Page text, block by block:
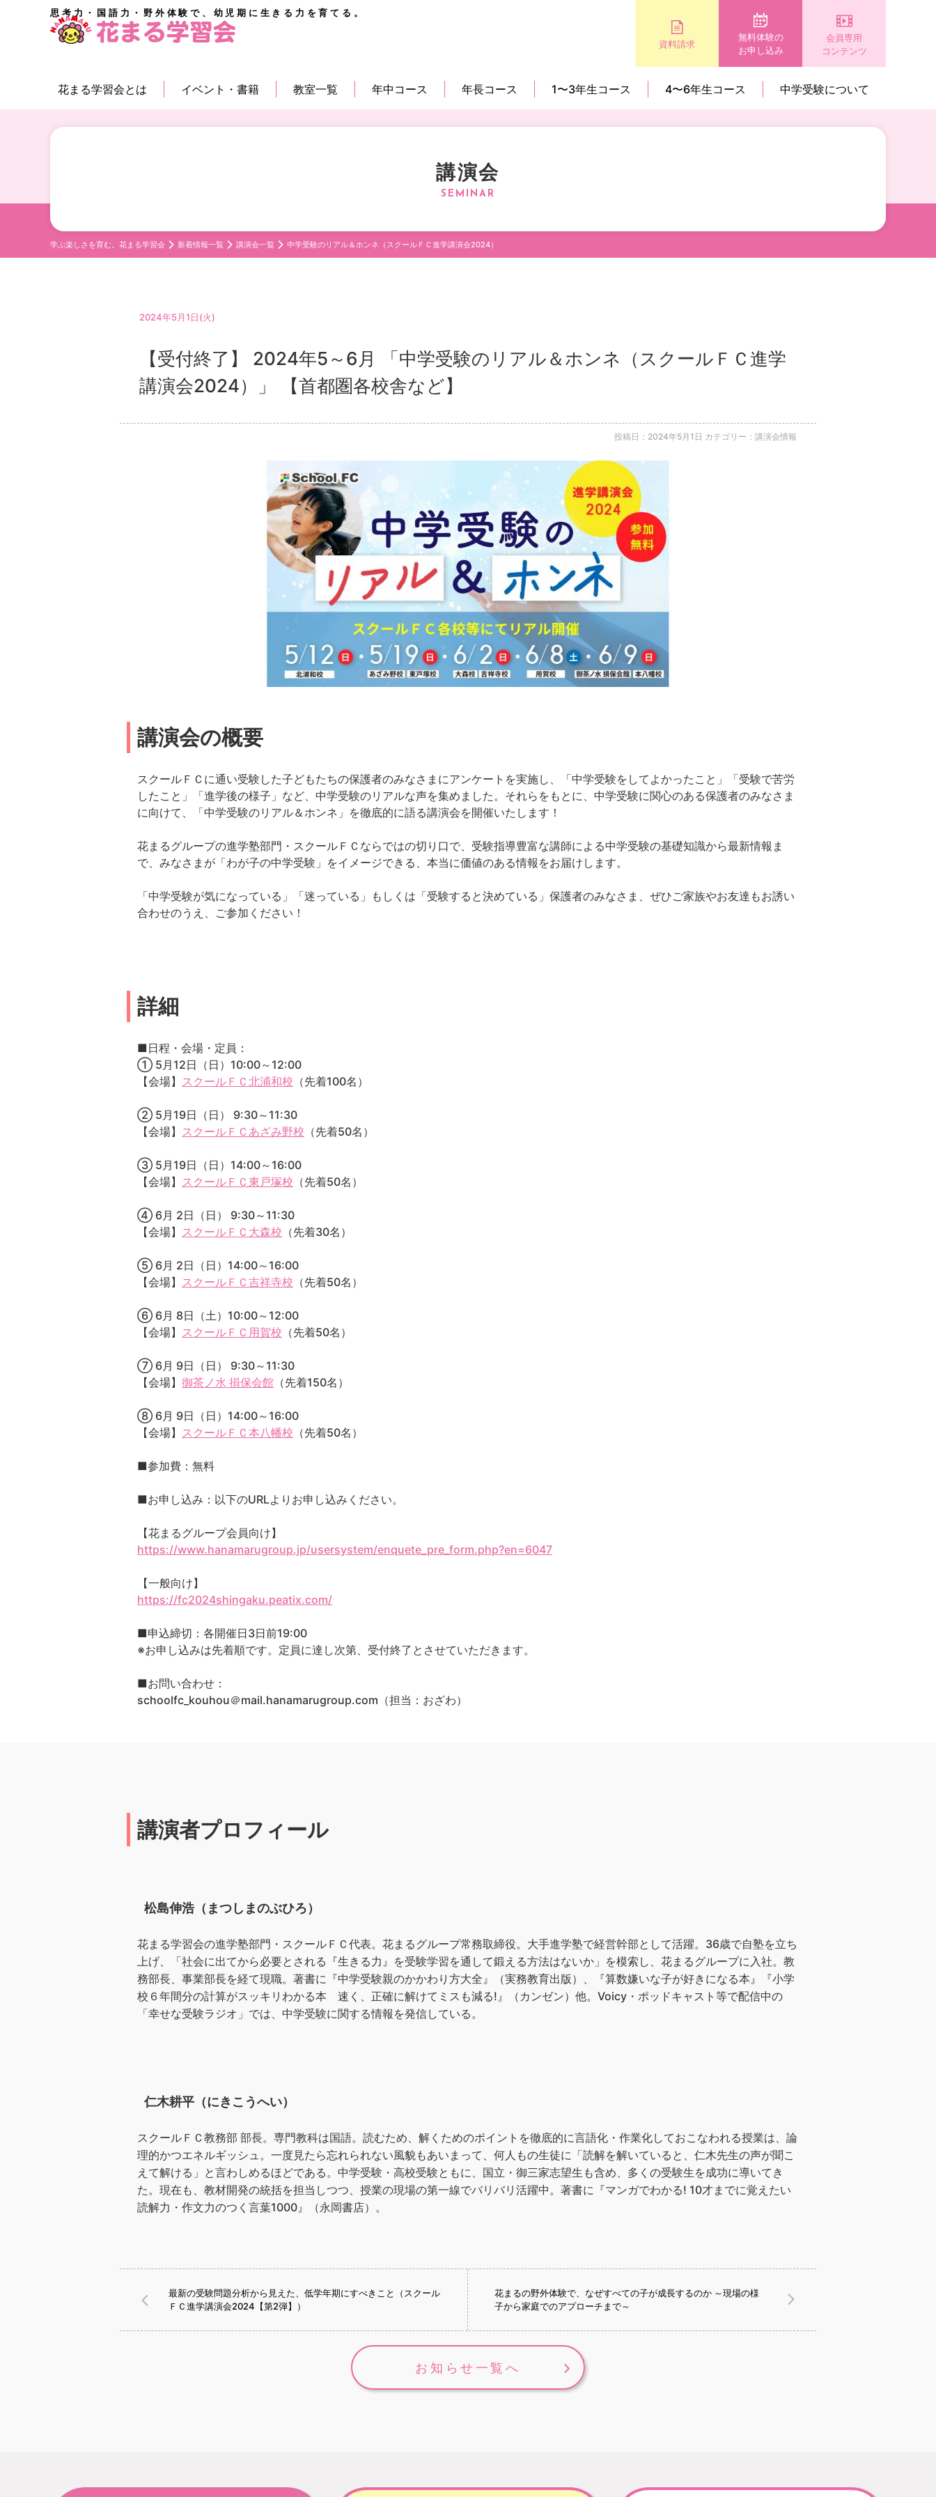
思考力・国語力・野外体験で、幼児期に生きる力を育てる。
資料請求
無料体験の
お申し込み
会員専用
コンテンツ
花まる学習会とは イベント・書籍 教室一覧 年中コース 年長コース 1〜3年生コース 4〜6年生コース 中学受験について
講演会
学ぶ楽しさを育む。花まる学習会 新着情報一覧 講演会一覧 中学受験のリアル＆ホンネ（スクールＦＣ進学講演会2024）
2024年5月1日(火)
【受付終了】 2024年5～6月 「中学受験のリアル＆ホンネ（スクールＦＣ進学
講演会2024）」 【首都圏各校舎など】
投稿日：2024年5月1日 カテゴリー：講演会情報
講演会の概要
スクールＦＣに通い受験した子どもたちの保護者のみなさまにアンケートを実施し、「中学受験をしてよかったこと」「受験で苦労
したこと」「進学後の様子」など、中学受験のリアルな声を集めました。それらをもとに、中学受験に関心のある保護者のみなさま
に向けて、「中学受験のリアル＆ホンネ」を徹底的に語る講演会を開催いたします！
花まるグループの進学塾部門・スクールＦＣならではの切り口で、受験指導豊富な講師による中学受験の基礎知識から最新情報ま
で、みなさまが「わが子の中学受験」をイメージできる、本当に価値のある情報をお届けします。
「中学受験が気になっている」「迷っている」もしくは「受験すると決めている」保護者のみなさま、ぜひご家族やお友達もお誘い
合わせのうえ、ご参加ください！
詳細
■日程・会場・定員：
① 5月12日（日）10:00～12:00
【会場】 スクールＦＣ北浦和校 （先着100名）
② 5月19日（日） 9:30～11:30
【会場】 スクールＦＣあざみ野校 （先着50名）
③ 5月19日（日）14:00～16:00
【会場】 スクールＦＣ東戸塚校 （先着50名）
④ 6月 2日（日） 9:30～11:30
【会場】 スクールＦＣ大森校 （先着30名）
⑤ 6月 2日（日）14:00～16:00
【会場】 スクールＦＣ吉祥寺校 （先着50名）
⑥ 6月 8日（土）10:00～12:00
【会場】 スクールＦＣ用賀校 （先着50名）
⑦ 6月 9日（日） 9:30～11:30
【会場】 御茶ノ水 損保会館 （先着150名）
⑧ 6月 9日（日）14:00～16:00
【会場】 スクールＦＣ本八幡校 （先着50名）
■参加費：無料
■お申し込み：以下のURLよりお申し込みください。
【花まるグループ会員向け】
https://www.hanamarugroup.jp/usersystem/enquete_pre_form.php?en=6047
【一般向け】
https://fc2024shingaku.peatix.com/
■申込締切：各開催日3日前19:00
※お申し込みは先着順です。定員に達し次第、受付終了とさせていただきます。
■お問い合わせ：
schoolfc_kouhou＠mail.hanamarugroup.com（担当：おざわ）
講演者プロフィール
松島伸浩（まつしまのぶひろ）
花まる学習会の進学塾部門・スクールＦＣ代表。花まるグループ常務取締役。大手進学塾で経営幹部として活躍。36歳で自塾を立ち
上げ、「社会に出てから必要とされる『生きる力』を受験学習を通して鍛える方法はないか」を模索し、花まるグループに入社。教
務部長、事業部長を経て現職。著書に『中学受験親のかかわり方大全』（実務教育出版）、『算数嫌いな子が好きになる本』『小学
校６年間分の計算がスッキリわかる本 速く、正確に解けてミスも減る!』（カンゼン）他。Voicy・ポッドキャスト等で配信中の
「幸せな受験ラジオ」では、中学受験に関する情報を発信している。
仁木耕平（にきこうへい）
スクールＦＣ教務部 部長。専門教科は国語。読むため、解くためのポイントを徹底的に言語化・作業化しておこなわれる授業は、論
理的かつエネルギッシュ。一度見たら忘れられない風貌もあいまって、何人もの生徒に「読解を解いていると、仁木先生の声が聞こ
えて解ける」と言わしめるほどである。中学受験・高校受験ともに、国立・御三家志望生も含め、多くの受験生を成功に導いてき
た。現在も、教材開発の統括を担当しつつ、授業の現場の第一線でバリバリ活躍中。著書に『マンガでわかる! 10才までに覚えたい
読解力・作文力のつく言葉1000』（永岡書店）。
最新の受験問題分析から見えた、低学年期にすべきこと（スクール
ＦＣ進学講演会2024【第2弾】）
花まるの野外体験で、なぜすべての子が成長するのか ～現場の様
子から家庭でのアプローチまで～
お知らせ一覧へ